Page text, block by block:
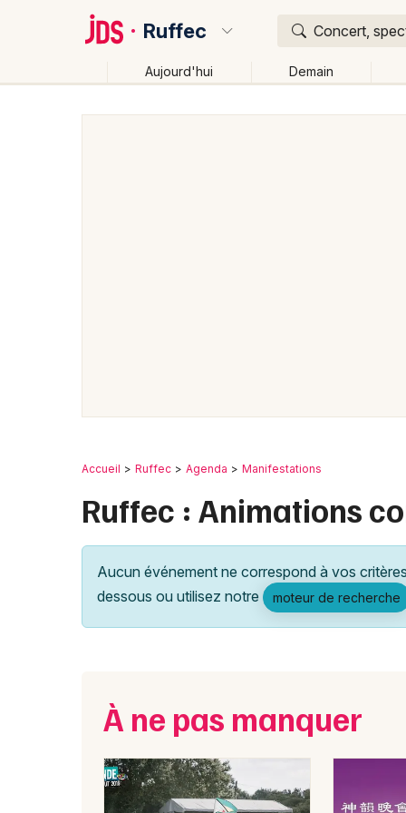
Ruffec Concert,
Aujourd'hui Demain
Accueil Ruffec Agenda Manifestations
Ruffec : Animations
Aucun événement ne correspond à vos
dessous ou utilisez notre
moteur de recherche
À ne pas manquer